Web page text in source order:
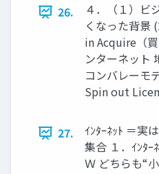
26.
４．（１）ビ
くなった背景
in Acquire（
ンターネット
コンバレーモ
Spin out
27.
ｲﾝﾀｰﾈｯﾄ ＝実
集合 １．ｲﾝﾀｰ
Ｗ どちらも“